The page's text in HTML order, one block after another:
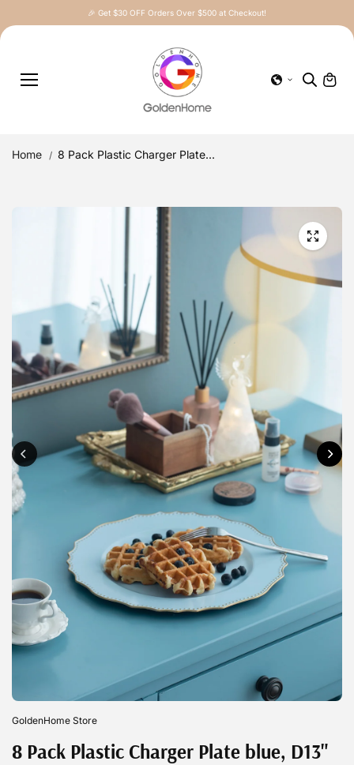
🎉 Get $30 OFF Orders Over $500 at Checkout!
Home 8 Pack Plastic Charger Plate...
GoldenHome Store
8 Pack Plastic Charger Plate blue, D13"